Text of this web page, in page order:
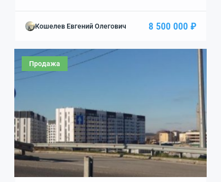
отделкой: — большая прихожая со шкафом купе! —
вытяжкой, холодильником! — спальня просторная
17,9 кв.м! — кухня с выходом на застекленную
Кошелев Евгений Олегович 8 500 000 ₽
Продажа